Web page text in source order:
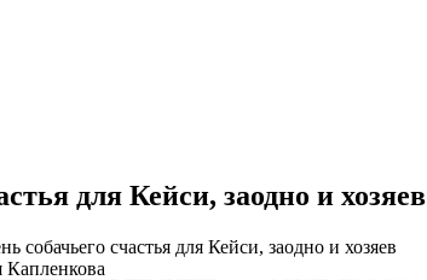
для Кейси, заодно и хозяев
собачьего счастья для Кейси, заодно и хозяев